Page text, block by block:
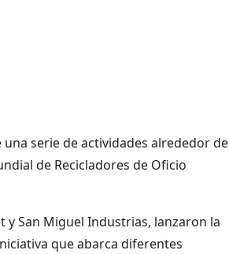
serie de actividades alrededor de
de Recicladores de Oficio
y San Miguel Industrias, lanzaron la
que abarca diferentes